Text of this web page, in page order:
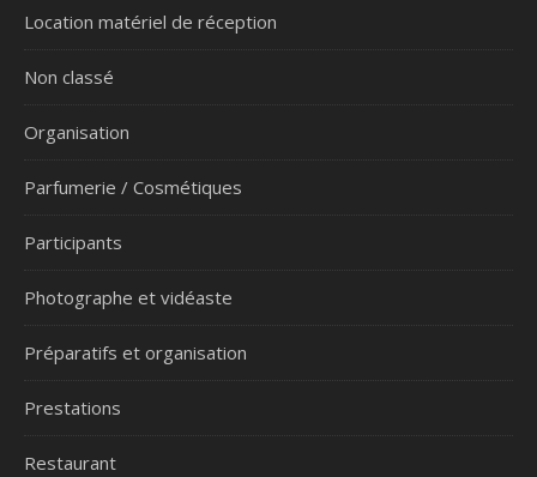
Location matériel de réception
Non classé
Organisation
Parfumerie / Cosmétiques
Participants
Photographe et vidéaste
Préparatifs et organisation
Prestations
Restaurant